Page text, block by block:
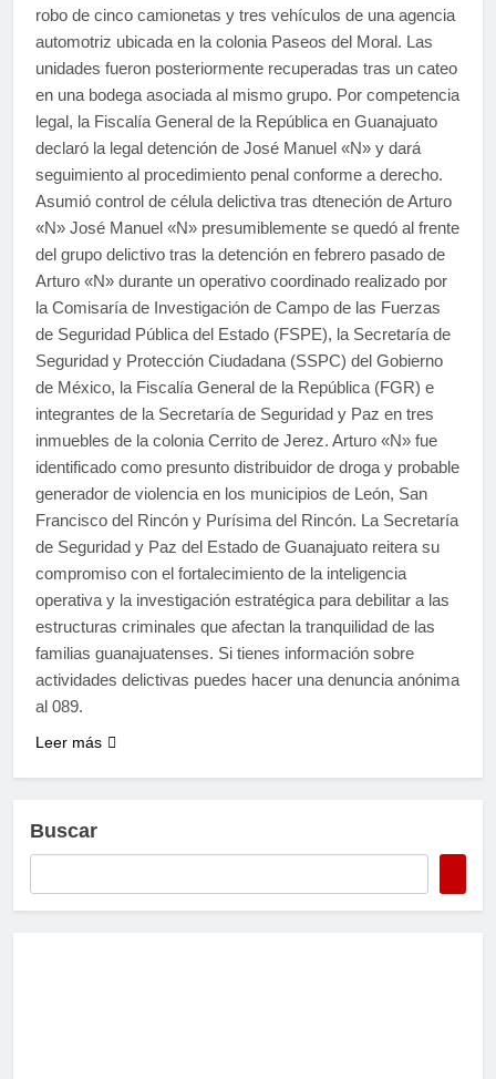
robo de cinco camionetas y tres vehículos de una agencia
automotriz ubicada en la colonia Paseos del Moral. Las
unidades fueron posteriormente recuperadas tras un cateo
en una bodega asociada al mismo grupo. Por competencia
legal, la Fiscalía General de la República en Guanajuato
declaró la legal detención de José Manuel «N» y dará
seguimiento al procedimiento penal conforme a derecho.
Asumió control de célula delictiva tras dteneción de Arturo
«N» José Manuel «N» presumiblemente se quedó al frente
del grupo delictivo tras la detención en febrero pasado de
Arturo «N» durante un operativo coordinado realizado por
la Comisaría de Investigación de Campo de las Fuerzas
de Seguridad Pública del Estado (FSPE), la Secretaría de
Seguridad y Protección Ciudadana (SSPC) del Gobierno
de México, la Fiscalía General de la República (FGR) e
integrantes de la Secretaría de Seguridad y Paz en tres
inmuebles de la colonia Cerrito de Jerez. Arturo «N» fue
identificado como presunto distribuidor de droga y probable
generador de violencia en los municipios de León, San
Francisco del Rincón y Purísima del Rincón. La Secretaría
de Seguridad y Paz del Estado de Guanajuato reitera su
compromiso con el fortalecimiento de la inteligencia
operativa y la investigación estratégica para debilitar a las
estructuras criminales que afectan la tranquilidad de las
familias guanajuatenses. Si tienes información sobre
actividades delictivas puedes hacer una denuncia anónima
al 089.
Leer más
Buscar